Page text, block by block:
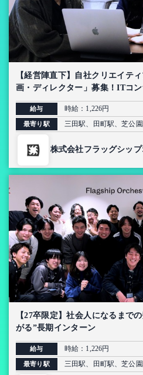
【経営陣直下】自社クリエイテ
画・ディレクター」募集！ITコ
上流インターン【AI導入プロジ
給与 時給：1,226円
最寄り駅 三田駅、田町駅、芝公
株式会社フラッグシッ
【27卒限定】社会人になるまで
がる”長期インターン
給与 時給：1,226円
最寄り駅 三田駅、田町駅、芝公